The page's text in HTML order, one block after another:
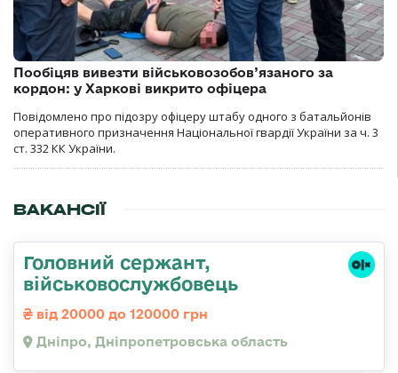
Пообіцяв вивезти військовозобов’язаного за
кордон: у Харкові викрито офіцера
Повідомлено про підозру офіцеру штабу одного з батальйонів
оперативного призначення Національної гвардії України за ч. 3
ст. 332 КК України.
ВАКАНСІЇ
Головний сержант,
військовослужбовець
від 20000 до 120000 грн
Дніпро, Дніпропетровська область